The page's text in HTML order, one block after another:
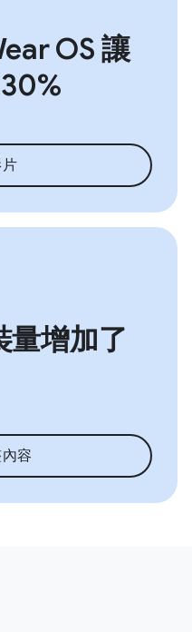
OS 讓
量增加了
容